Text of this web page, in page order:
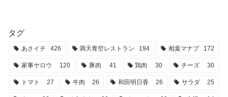
タグ
あさイチ 426 満天青空レストラン 194 相葉マナブ 172
家事ヤロウ 120 豚肉 41 鶏肉 30 チーズ 30
トマト 27 牛肉 26 和田明日香 26 サラダ 25